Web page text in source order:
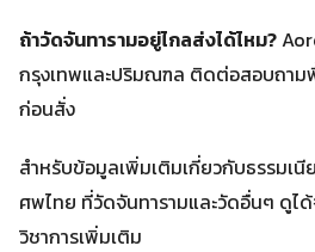
ถ้าวัดจันทารามอยู่ไกลส่งได้ไหม?
กรุงเทพและปริมณฑล ติดต่อสอบถาม
ก่อนสั่ง
สำหรับข้อมูลเพิ่มเติมเกี่ยวกับธรรมเนี
ศพไทย ที่วัดจันทารามและวัดอื่นๆ ดูไ
วิชาการเพิ่มเติม